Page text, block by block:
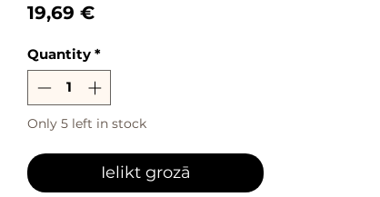
19,69 €Price
Quantity *
Only 5 left in stock
Ielikt grozā